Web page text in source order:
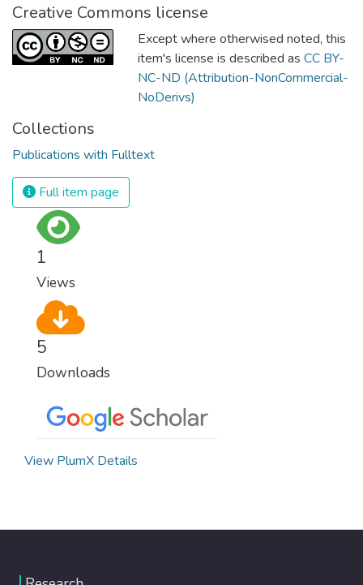
Creative Commons license
Except where otherwised noted, this
item's license is described as CC BY-
NC-ND (Attribution-NonCommercial-
NoDerivs)
Collections
Publications with Fulltext
Full item page
1
Views
5
Downloads
View PlumX Details